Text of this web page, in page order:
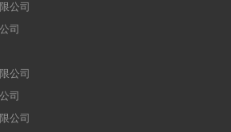
公司
司
公司
司
公司